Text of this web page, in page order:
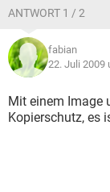
ANTWORT 1 / 2
fabian
22. Juli 2009
Mit einem Image
Kopierschutz, es